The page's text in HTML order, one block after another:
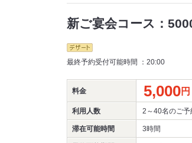
新ご宴会コース：
最終予約受付可能時間 ：20:00
料金 5,000円
利用人数 2～40名のご予
滞在可能時間 3時間